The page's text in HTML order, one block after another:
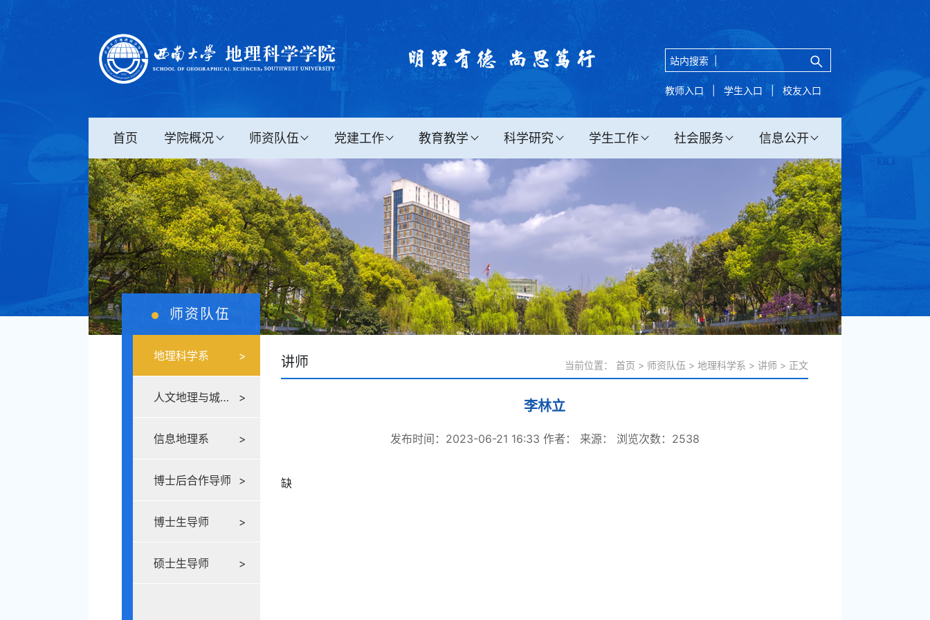
站内搜索 |
教师入口 学生入口 校友入口
首页 学院概况 师资队伍 党建工作 教育教学 科学研究 学生工作 社会服务 信息公开
师资队伍
地理科学系 >
人文地理与城乡规划系 >
信息地理系 >
博士后合作导师 >
博士生导师 >
硕士生导师 >
讲师 当前位置： 首页 > 师资队伍 > 地理科学系 > 讲师 > 正文
李林立
发布时间：2023-06-21 16:33 作者： 来源： 浏览次数： 2538
缺